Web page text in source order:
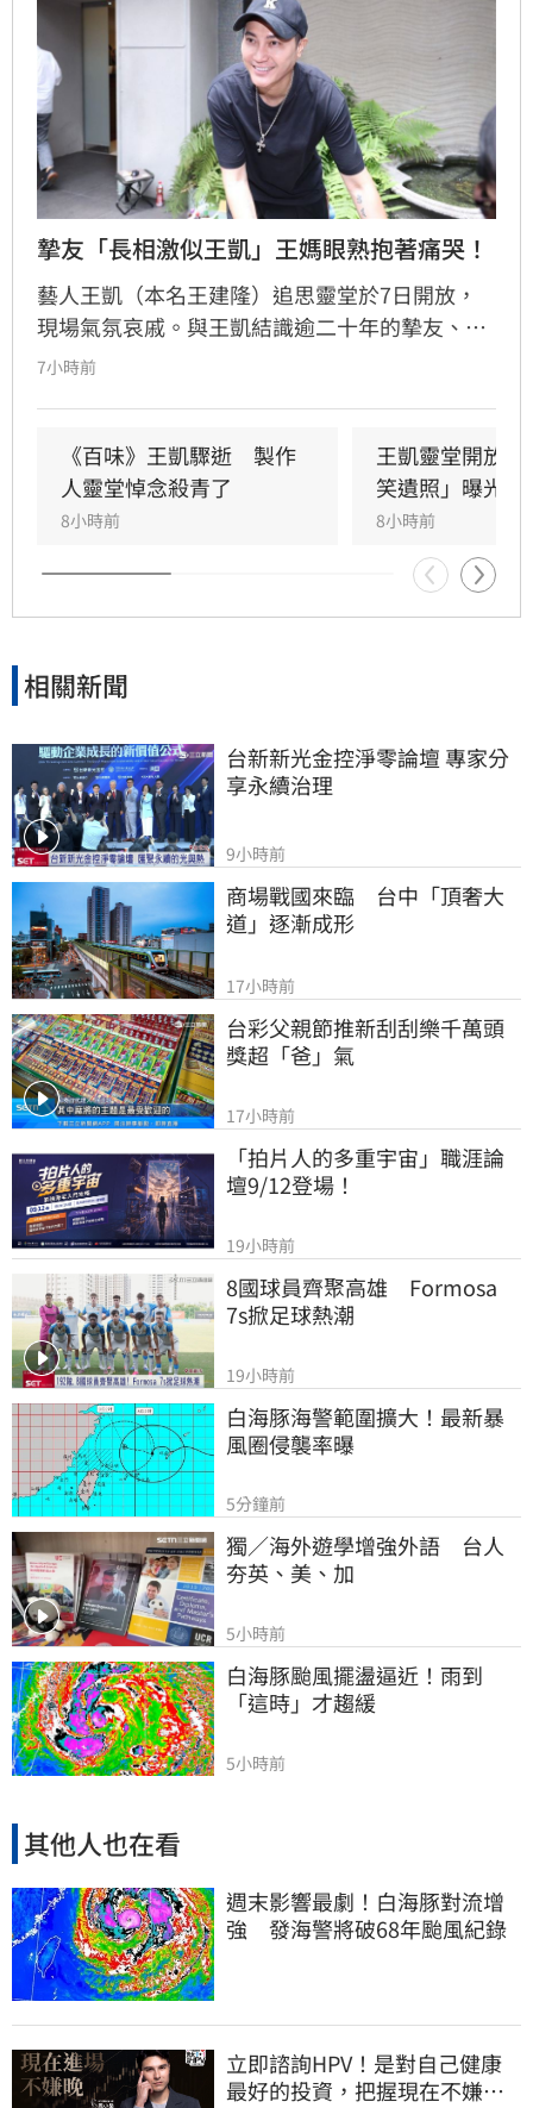
摯友「長相激似王凱」王媽眼熟抱著痛哭！
藝人王凱（本名王建隆）追思靈堂於7日開放，
現場氣氛哀戚。與王凱結識逾二十年的摯友、邱
瓈寬特助Jeff現身協助打點後事。由於兩人外貌
助，演藝圈大姐大邱瓈寬展現義氣，主動承擔治
喪事宜並指派Jeff全程留守，陪伴王凱走完人生
最後一程。這場深厚的兄弟情誼與邱瓈寬的溫暖
義舉，成為家屬在面臨驟變時最堅強的後盾，各
界也紛紛對這
7小時前
《百味》王凱驟逝　製作
人靈堂悼念殺青了
8小時前
王凱靈堂開放
笑遺照」曝光
8小時前
相關新聞
台新新光金控淨零論壇 專家分
享永續治理
9小時前
商場戰國來臨　台中「頂奢大
道」逐漸成形
17小時前
台彩父親節推新刮刮樂千萬頭
獎超「爸」氣
17小時前
「拍片人的多重宇宙」職涯論
壇9/12登場！
19小時前
8國球員齊聚高雄　Formosa
7s掀足球熱潮
19小時前
白海豚海警範圍擴大！最新暴
風圈侵襲率曝
5分鐘前
獨／海外遊學增強外語　台人
夯英、美、加
5小時前
白海豚颱風擺盪逼近！雨到
「這時」才趨緩
5小時前
其他人也在看
週末影響最劇！白海豚對流增
強 發海警將破68年颱風紀錄
立即諮詢HPV！是對自己健康
最好的投資，把握現在不嫌